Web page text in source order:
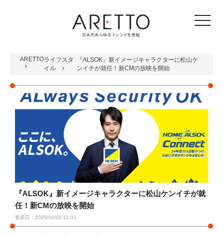
toggle
ARETTOライフスタ
イル
『ALSOK』新イメージキャラクターに松山ケ
ンイチが就任！新CMの放映を開始
『ALSOK』新イメージキャラクターに松山ケンイチが就
任！新CMの放映を開始
更新日：2025/04/02 11:31